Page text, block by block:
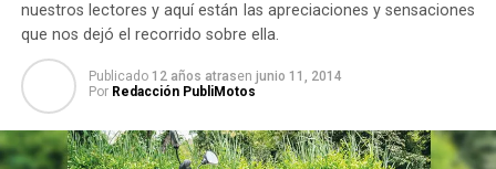
nuestros lectores y aquí están las apreciaciones y sensaciones
que nos dejó el recorrido sobre ella.
Publicado 12 años atrasen junio 11, 2014
Por Redacción PubliMotos